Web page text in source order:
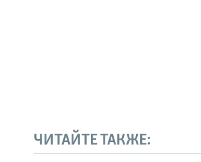
ЧИТАЙТЕ ТАКЖЕ: